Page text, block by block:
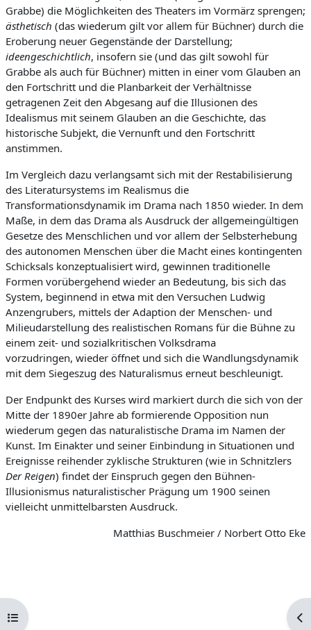
Kursindex öffnen
Grabbe) die Möglichkeiten des Theaters im Vormärz sprengen;
ästhetisch (das wiederum gilt vor allem für Büchner) durch die
Eroberung neuer Gegenstände der Darstellung;
ideengeschichtlich, insofern sie (und das gilt sowohl für
Grabbe als auch für Büchner) mitten in einer vom Glauben an
den Fortschritt und die Planbarkeit der Verhältnisse
getragenen Zeit den Abgesang auf die Illusionen des
Idealismus mit seinem Glauben an die Geschichte, das
historische Subjekt, die Vernunft und den Fortschritt
anstimmen.
Im Vergleich dazu verlangsamt sich mit der Restabilisierung
des Literatursystems im Realismus die
Transformationsdynamik im Drama nach 1850 wieder. In dem
Maße, in dem das Drama als Ausdruck der allgemeingültigen
Gesetze des Menschlichen und vor allem der Selbsterhebung
des autonomen Menschen über die Macht eines kontingenten
Schicksals konzeptualisiert wird, gewinnen traditionelle
Formen vorübergehend wieder an Bedeutung, bis sich das
System, beginnend in etwa mit den Versuchen Ludwig
Anzengrubers, mittels der Adaption der Menschen- und
Milieudarstellung des realistischen Romans für die Bühne zu
einem zeit- und sozialkritischen Volksdrama
vorzudringen, wieder öffnet und sich die Wandlungsdynamik
mit dem Siegeszug des Naturalismus erneut beschleunigt.
Der Endpunkt des Kurses wird markiert durch die sich von der
Mitte der 1890er Jahre ab formierende Opposition nun
wiederum gegen das naturalistische Drama im Namen der
Kunst. Im Einakter und seiner Einbindung in Situationen und
Ereignisse reihender zyklische Strukturen (wie in Schnitzlers
Der Reigen) findet der Einspruch gegen den Bühnen-
Illusionismus naturalistischer Prägung um 1900 seinen
vielleicht unmittelbarsten Ausdruck.
Matthias Buschmeier / Norbert Otto Eke